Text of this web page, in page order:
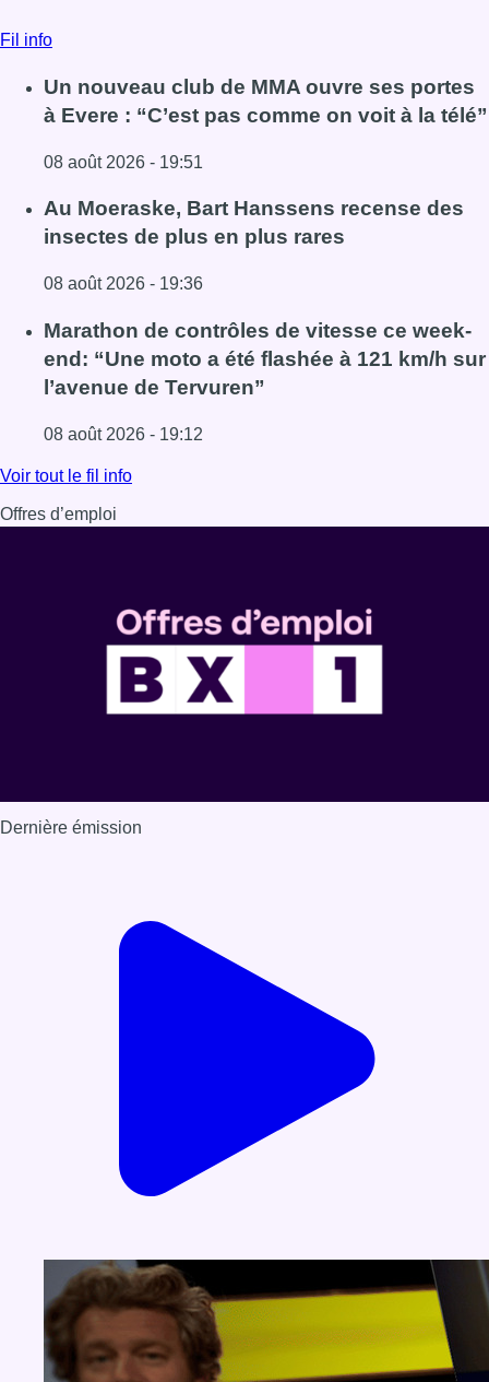
Fil info
Un nouveau club de MMA ouvre ses portes
à Evere : “C’est pas comme on voit à la télé”
08 août 2026 - 19:51
Lire l'article Un nouveau club de MMA ouvre ses portes à
Au Moeraske, Bart Hanssens recense des
insectes de plus en plus rares
08 août 2026 - 19:36
Lire l'article Au Moeraske, Bart Hanssens recense des
Marathon de contrôles de vitesse ce week-
end: “Une moto a été flashée à 121 km/h sur
l’avenue de Tervuren”
08 août 2026 - 19:12
Lire l'article Marathon de contrôles de vitesse ce week-
Voir tout le fil info
Offres d’emploi
Dernière émission